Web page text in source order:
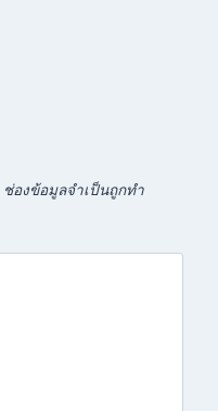
ช่องข้อมูลจำเป็นถูกทำ